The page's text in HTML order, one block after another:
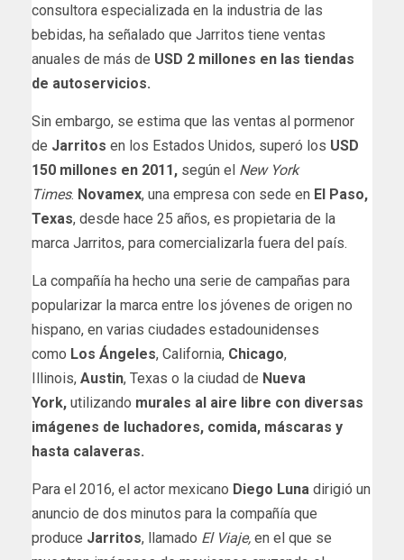
consultora especializada en la industria de las
bebidas, ha señalado que Jarritos tiene ventas
anuales de más de USD 2 millones en las tiendas
de autoservicios.
Sin embargo, se estima que las ventas al pormenor
de Jarritos en los Estados Unidos, superó los USD
150 millones en 2011, según el New York
Times. Novamex, una empresa con sede en El Paso,
Texas, desde hace 25 años, es propietaria de la
marca Jarritos, para comercializarla fuera del país.
La compañía ha hecho una serie de campañas para
popularizar la marca entre los jóvenes de origen no
hispano, en varias ciudades estadounidenses
como Los Ángeles, California, Chicago,
Illinois, Austin, Texas o la ciudad de Nueva
York, utilizando murales al aire libre con diversas
imágenes de luchadores, comida, máscaras y
hasta calaveras.
Para el 2016, el actor mexicano Diego Luna dirigió un
anuncio de dos minutos para la compañía que
produce Jarritos, llamado El Viaje, en el que se